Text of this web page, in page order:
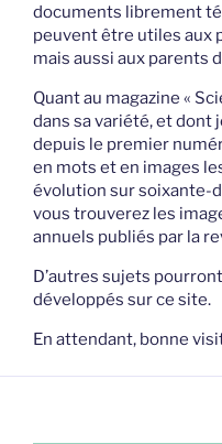
documents librement
peuvent être utiles aux
mais aussi aux parents
Quant au magazine «
dans sa variété, et dont
depuis le premier
en mots et en images
évolution sur soixante-
vous trouverez les
annuels publiés par la
D’autres sujets
développés sur ce site.
En attendant, bonne